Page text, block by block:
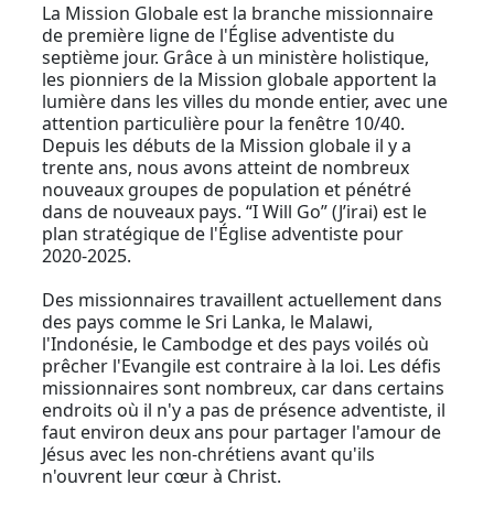
La Mission Globale est la branche missionnaire
de première ligne de l'Église adventiste du
septième jour. Grâce à un ministère holistique,
les pionniers de la Mission globale apportent la
lumière dans les villes du monde entier, avec une
attention particulière pour la fenêtre 10/40.
Depuis les débuts de la Mission globale il y a
trente ans, nous avons atteint de nombreux
nouveaux groupes de population et pénétré
dans de nouveaux pays. “I Will Go” (J’irai) est le
plan stratégique de l'Église adventiste pour
2020-2025.
Des missionnaires travaillent actuellement dans
des pays comme le Sri Lanka, le Malawi,
l'Indonésie, le Cambodge et des pays voilés où
prêcher l'Evangile est contraire à la loi. Les défis
missionnaires sont nombreux, car dans certains
endroits où il n'y a pas de présence adventiste, il
faut environ deux ans pour partager l'amour de
Jésus avec les non-chrétiens avant qu'ils
n'ouvrent leur cœur à Christ.